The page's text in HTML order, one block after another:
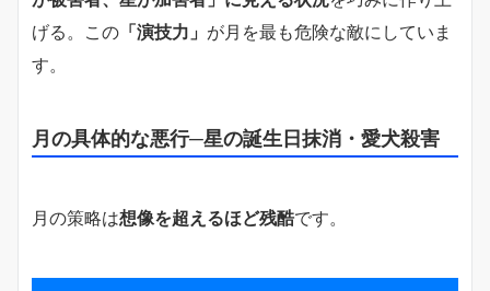
げる。この 「演技力」 が月を最も危険な敵にしていま
す。
月の具体的な悪行─星の誕生日抹消・愛犬殺害
月の策略は想像を超えるほど残酷です。